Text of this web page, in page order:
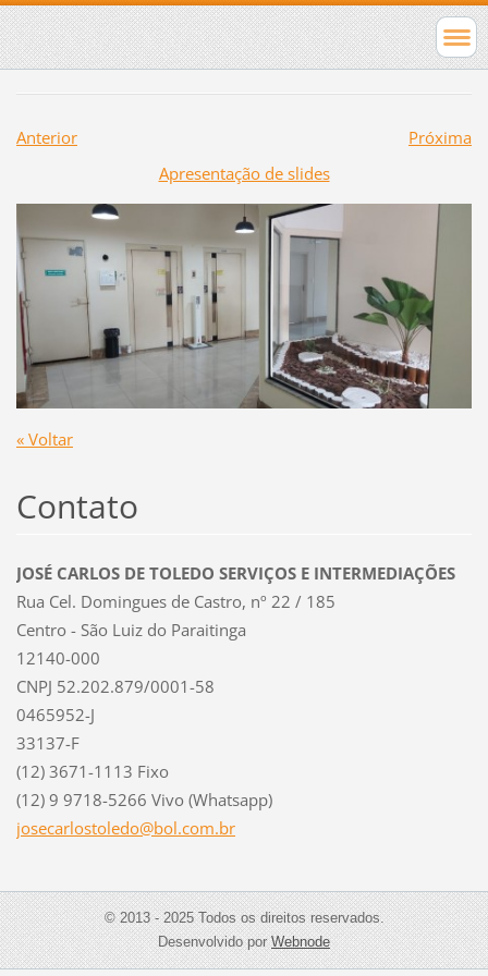
Anterior
Próxima
Apresentação de slides
« Voltar
Contato
JOSÉ CARLOS DE TOLEDO SERVIÇOS E INTERMEDIAÇÕES
Rua Cel. Domingues de Castro, nº 22 / 185
Centro - São Luiz do Paraitinga
12140-000
CNPJ 52.202.879/0001-58
0465952-J
33137-F
(12) 3671-1113 Fixo
(12) 9 9718-5266 Vivo (Whatsapp)
josecarlostoledo@bol.com.br
© 2013 - 2025 Todos os direitos reservados.
Desenvolvido porWebnode